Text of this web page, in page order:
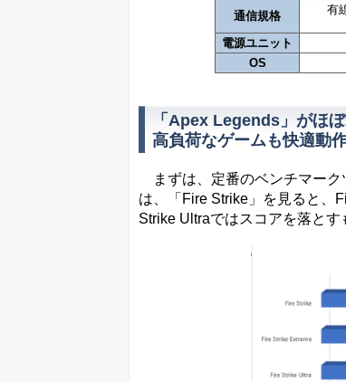
通信規格
有
電源ユニット
OS
「Apex Legends」がほ
高負荷なゲームも快適動作
まずは、定番のベンチマーク
は、「Fire Strike」を見ると、
Strike Ultraではスコアを落とす